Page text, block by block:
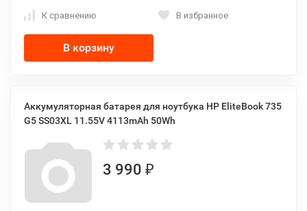
К сравнению В избранное
В корзину
Аккумуляторная батарея для ноутбука HP EliteBook 735
G5 SS03XL 11.55V 4113mAh 50Wh
3 990 ₽